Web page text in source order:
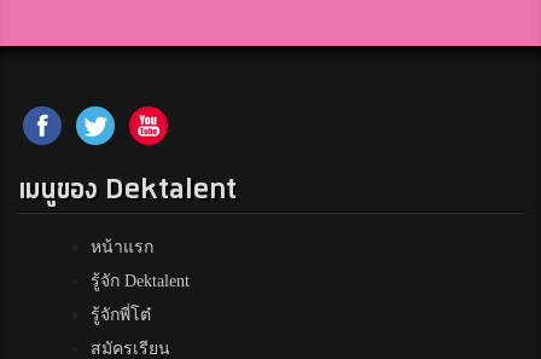
เมนูของ Dektalent
หน้าแรก
รู้จัก Dektalent
รู้จักพี่โต๋
สมัครเรียน